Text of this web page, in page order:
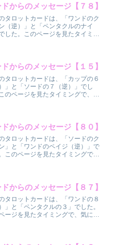
。 カップ
の３（逆位
）
ドからのメッセージ【７８】
タロットカードは、「ワンドのク
（逆）」と「ペンタクルのナイ
した。このページを見たタイミン
（逆位
ドからのメッセージ【１５】
タロットカードは、「カップの６
）」と「ソードの７（逆）」でし
のページを見たタイミングで、気
）
ドからのメッセージ【８０】
タロットカードは、「ソードのク
」と「ワンドのペイジ（逆）」で
このページを見たタイミングで、
（正位
） ...
ドからのメッセージ【８７】
タロットカードは、「ワンドの８
）」と「ペンタクルの３」でした。
ージを見たタイミングで、気にな